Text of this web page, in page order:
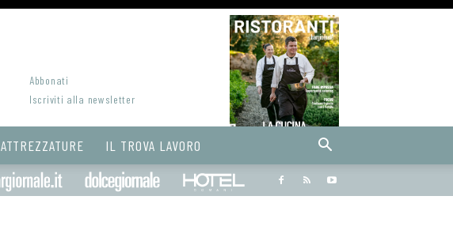
Abbonati
Iscriviti alla newsletter
ATTREZZATURE IL TROVA LAVORO
Bargiornale dolcegiornale